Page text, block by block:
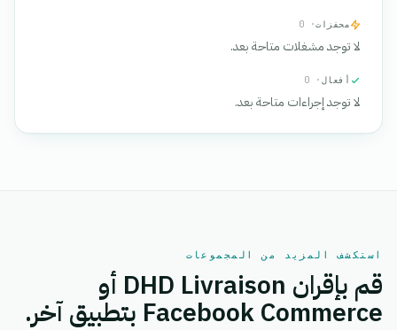
محفزات· 0
لا توجد مشغلات متاحة بعد.
أفعال · 0
لا توجد إجراءات متاحة بعد.
استكشف المزيد من المجموعات
قم بإقران DHD Livraison أو
Facebook Commerce بتطبيق آخر.